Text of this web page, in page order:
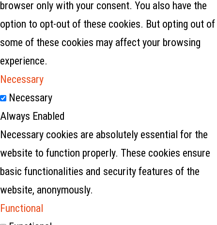
browser only with your consent. You also have the
option to opt-out of these cookies. But opting out of
some of these cookies may affect your browsing
experience.
Necessary
Necessary
Always Enabled
Necessary cookies are absolutely essential for the
website to function properly. These cookies ensure
basic functionalities and security features of the
website, anonymously.
Functional